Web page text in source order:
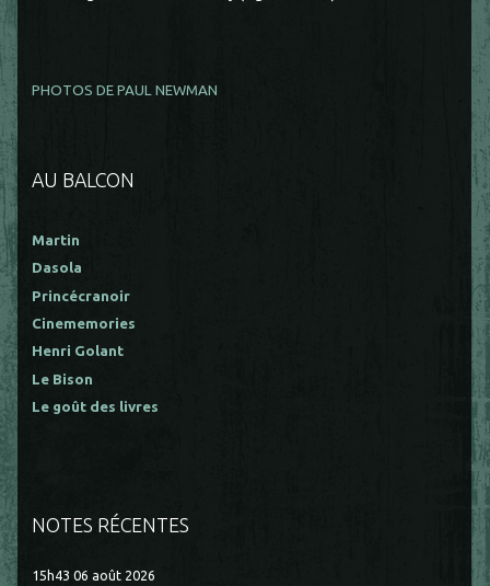
PHOTOS DE PAUL NEWMAN
AU BALCON
Martin
Dasola
Princécranoir
Cinememories
Henri Golant
Le Bison
Le goût des livres
NOTES RÉCENTES
15h43 06 août 2026